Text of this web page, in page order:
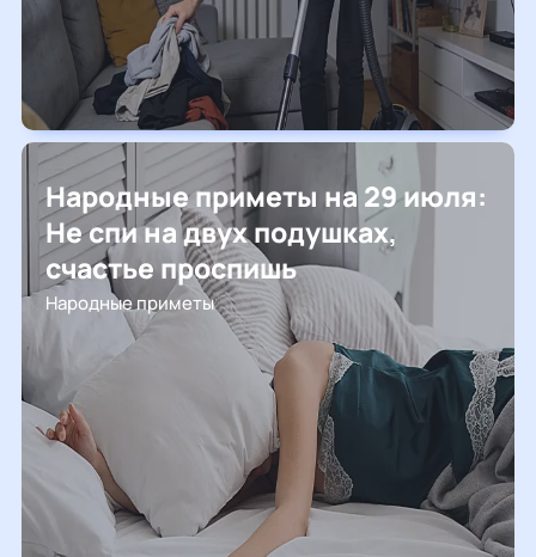
Народные приметы на 29 июля:
Не спи на двух подушках,
счастье проспишь
Народные приметы